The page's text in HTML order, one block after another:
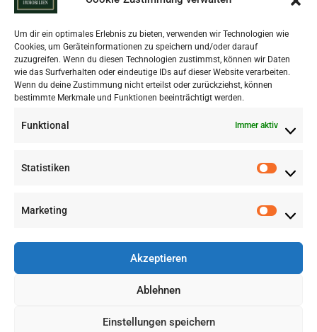
Um dir ein optimales Erlebnis zu bieten, verwenden wir Technologien wie
Cookies, um Geräteinformationen zu speichern und/oder darauf
zuzugreifen. Wenn du diesen Technologien zustimmst, können wir Daten
wie das Surfverhalten oder eindeutige IDs auf dieser Website verarbeiten.
Wenn du deine Zustimmung nicht erteilst oder zurückziehst, können
bestimmte Merkmale und Funktionen beeinträchtigt werden.
Funktional Immer aktiv
Statistiken
Marketing
Akzeptieren
Ablehnen
Einstellungen speichern
Immobilienplattformen